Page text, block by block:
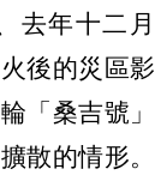
去年十二月
後的災區影
「桑吉號」
散的情形。